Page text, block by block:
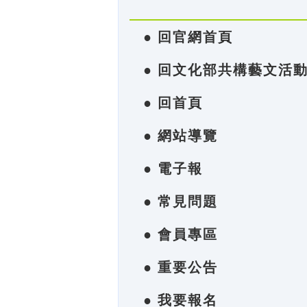
● 回官網首頁
● 回文化部共構藝文活
● 回首頁
● 網站導覽
● 電子報
● 常見問題
● 會員專區
● 重要公告
● 我要報名